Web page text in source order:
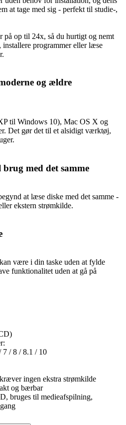
at tage med sig - perfekt til studie-,
på op til 24x, så du hurtigt og nemt
programmer eller læse
og ældre
til Windows 10), Mac OS X og
Det gør det til et alsidigt værktøj,
med det samme
at læse diske med det samme -
ekstern strømkilde.
være i din taske uden at fylde
funktionalitet uden at gå på
7 / 8 / 8.1 / 10
ingen ekstra strømkilde
og bærbar
bruges til medieafspilning,